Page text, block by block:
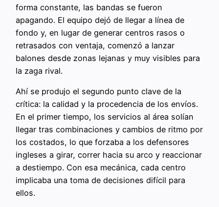
forma constante, las bandas se fueron
apagando. El equipo dejó de llegar a línea de
fondo y, en lugar de generar centros rasos o
retrasados con ventaja, comenzó a lanzar
balones desde zonas lejanas y muy visibles para
la zaga rival.
Ahí se produjo el segundo punto clave de la
crítica: la calidad y la procedencia de los envíos.
En el primer tiempo, los servicios al área solían
llegar tras combinaciones y cambios de ritmo por
los costados, lo que forzaba a los defensores
ingleses a girar, correr hacia su arco y reaccionar
a destiempo. Con esa mecánica, cada centro
implicaba una toma de decisiones difícil para
ellos.